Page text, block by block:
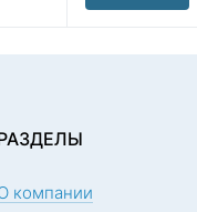
компании